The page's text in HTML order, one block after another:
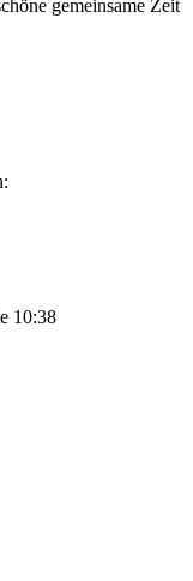
gemeinsame Zeit
10:38